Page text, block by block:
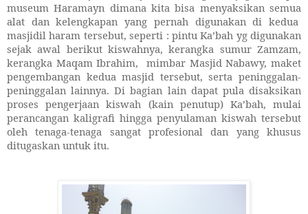
museum Haramayn dimana kita bisa menyaksikan semua
alat dan kelengkapan yang pernah digunakan di kedua
masjidil haram tersebut, seperti : pintu Ka’bah yg digunakan
sejak awal berikut kiswahnya, kerangka sumur Zamzam,
kerangka Maqam Ibrahim, mimbar Masjid Nabawy, maket
pengembangan kedua masjid tersebut, serta peninggalan-
peninggalan lainnya. Di bagian lain dapat pula disaksikan
proses pengerjaan kiswah (kain penutup) Ka’bah, mulai
perancangan kaligrafi hingga penyulaman kiswah tersebut
oleh tenaga-tenaga sangat profesional dan yang khusus
ditugaskan untuk itu.